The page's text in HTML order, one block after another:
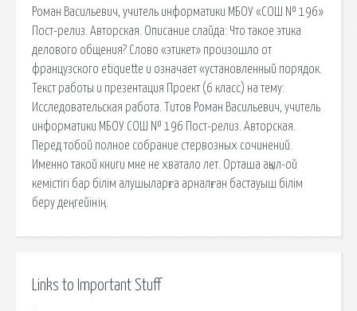
Роман Васильевич, учитель информатики МБОУ «СОШ № 196»
Пост-релиз. Авторская. Описание слайда: Что такое этика
делового общения? Слово «этикет» произошло от
французского etiquette и означает «установленный порядок.
Текст работы и презентация Проект (6 класс) на тему:
Исследовательская работа. Титов Роман Васильевич, учитель
информатики МБОУ СОШ № 196 Пост-релиз. Авторская.
Перед тобой полное собрание стервозных сочинений.
Именно такой книги мне не хватало лет. Орташа ақыл-ой
кемістігі бар білім алушыларға арналған бастауыш білім
беру деңгейінің.
Links to Important Stuff